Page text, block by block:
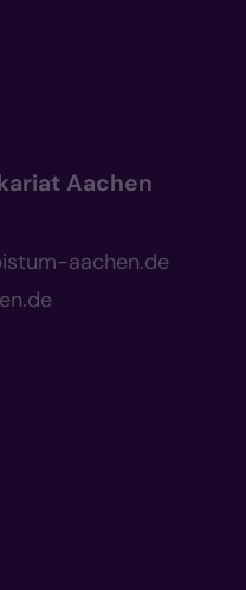
Aachen
aachen.de